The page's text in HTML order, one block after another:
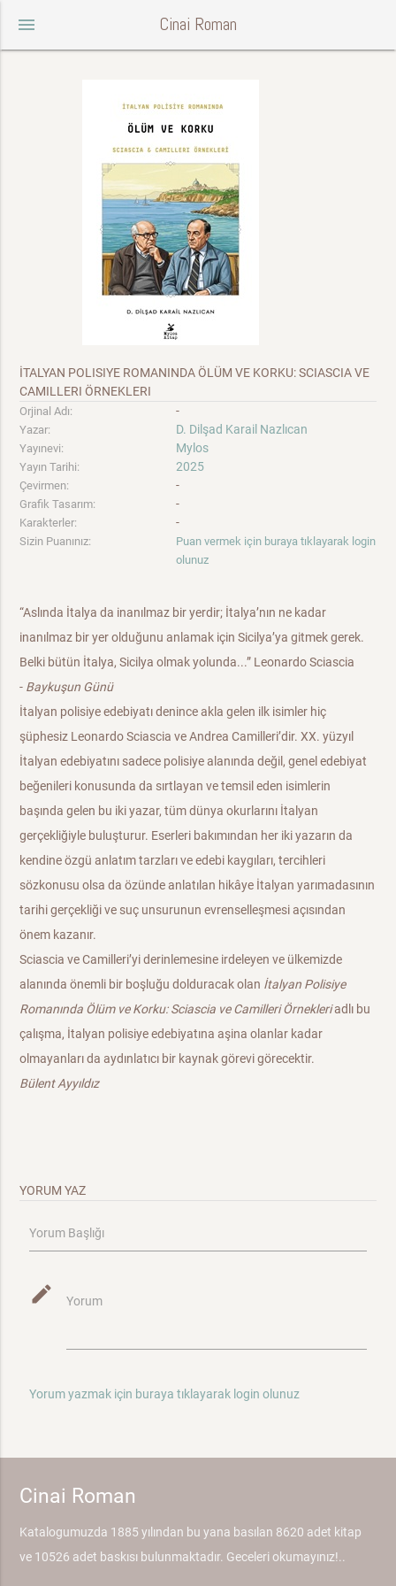
menu Cinai Roman
İTALYAN POLISIYE ROMANINDA ÖLÜM VE KORKU: SCIASCIA VE
CAMILLERI ÖRNEKLERI
Orjinal Adı: -
Yazar: D. Dilşad Karail Nazlıcan
Yayınevi: Mylos
Yayın Tarihi: 2025
Çevirmen: -
Grafik Tasarım: -
Karakterler: -
Sizin Puanınız:
Puan vermek için buraya tıklayarak login
olunuz
“Aslında İtalya da inanılmaz bir yerdir; İtalya’nın ne kadar
inanılmaz bir yer olduğunu anlamak için Sicilya’ya gitmek gerek.
Belki bütün İtalya, Sicilya olmak yolunda...” Leonardo Sciascia
- Baykuşun Günü
İtalyan polisiye edebiyatı denince akla gelen ilk isimler hiç
şüphesiz Leonardo Sciascia ve Andrea Camilleri’dir. XX. yüzyıl
İtalyan edebiyatını sadece polisiye alanında değil, genel edebiyat
beğenileri konusunda da sırtlayan ve temsil eden isimlerin
başında gelen bu iki yazar, tüm dünya okurlarını İtalyan
gerçekliğiyle buluşturur. Eserleri bakımından her iki yazarın da
kendine özgü anlatım tarzları ve edebi kaygıları, tercihleri
sözkonusu olsa da özünde anlatılan hikâye İtalyan yarımadasının
tarihi gerçekliği ve suç unsurunun evrenselleşmesi açısından
önem kazanır.
Sciascia ve Camilleri’yi derinlemesine irdeleyen ve ülkemizde
alanında önemli bir boşluğu dolduracak olan İtalyan Polisiye
Romanında Ölüm ve Korku: Sciascia ve Camilleri Örnekleriadlı bu
çalışma, İtalyan polisiye edebiyatına aşina olanlar kadar
olmayanları da aydınlatıcı bir kaynak görevi görecektir.
Bülent Ayyıldız
YORUM YAZ
Yorum Başlığı
mode_edit Yorum
Yorum yazmak için buraya tıklayarak login olunuz
Cinai Roman
Katalogumuzda 1885 yılından bu yana basılan 8620 adet kitap
ve 10526 adet baskısı bulunmaktadır. Geceleri okumayınız!..